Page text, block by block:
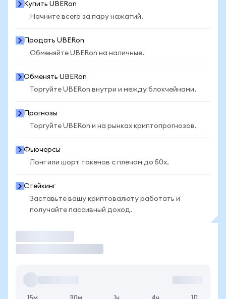
Купить UBERon
Начните всего за пару нажатий.
Продать UBERon
Обменяйте UBERon на наличные.
Обменять UBERon
Торгуйте UBERon внутри и между блокчейнами.
Прогнозы
Торгуйте UBERon и на рынках криптопрогнозов.
Фьючерсы
Лонг или шорт токенов с плечом до 50x.
Стейкинг
Заставьте вашу криптовалюту работать и
получайте пассивный доход.